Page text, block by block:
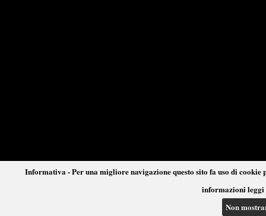
Informativa - Per una migliore navigazione questo sito fa uso di
informazioni leggi
Non